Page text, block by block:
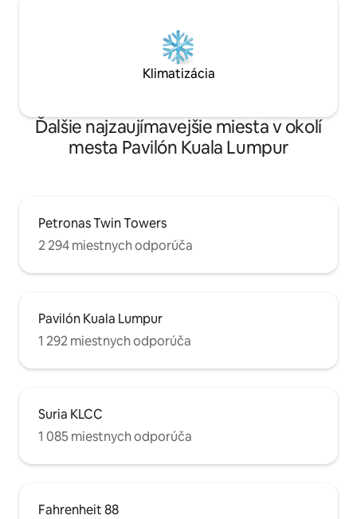
Klimatizácia
Ďalšie najzaujímavejšie miesta v okolí
mesta Pavilón Kuala Lumpur
Petronas Twin Towers
2 294 miestnych odporúča
Pavilón Kuala Lumpur
1 292 miestnych odporúča
Suria KLCC
1 085 miestnych odporúča
Fahrenheit 88